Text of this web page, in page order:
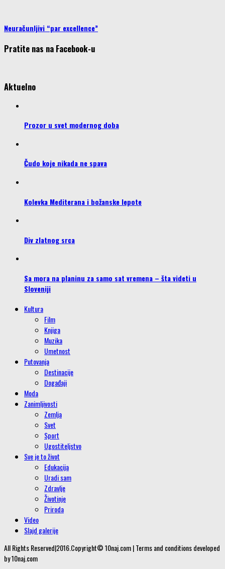
Neuračunljivi “par excellence”
Pratite nas na Facebook-u
Aktuelno
Prozor u svet modernog doba
Čudo koje nikada ne spava
Kolevka Mediterana i božanske lepote
Div zlatnog srca
Sa mora na planinu za samo sat vremena – šta videti u
Sloveniji
Kultura
Film
Knjiga
Muzika
Umetnost
Putovanja
Destinacije
Događaji
Moda
Zanimljivosti
Zemlja
Svet
Sport
Ugostiteljstvo
Sve je to život
Edukacija
Uradi sam
Zdravlje
Životinje
Priroda
Video
Slajd galerije
All Rights Reserved|2016.Copyright© 10naj.com | Terms and conditions developed
by 10naj.com